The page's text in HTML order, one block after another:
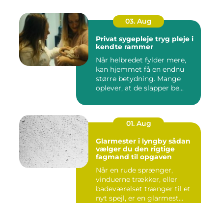
03. Aug
Privat sygepleje tryg pleje i
kendte rammer
Når helbredet fylder mere,
kan hjemmet få en endnu
større betydning. Mange
oplever, at de slapper be...
01. Aug
Glarmester i lyngby sådan
vælger du den rigtige
fagmand til opgaven
Når en rude sprænger,
vinduerne trækker, eller
badeværelset trænger til et
nyt spejl, er en glarmest...